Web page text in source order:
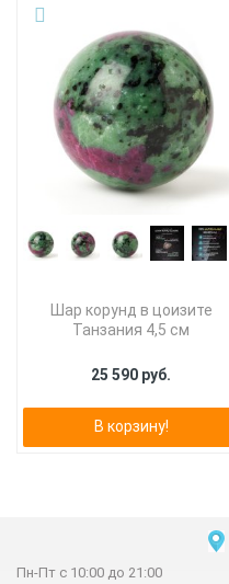
Шар корунд в цоизите
Танзания 4,5 см
25 590 руб.
В корзину!
Пн-Пт с 10:00 до 21:00